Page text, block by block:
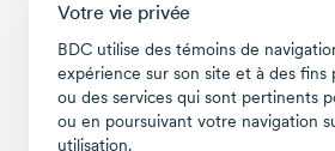
Votre vie privée
BDC utilise des témoins de
expérience sur son site et à des
ou des services qui sont pertinents
ou en poursuivant votre navigation
utilisation.